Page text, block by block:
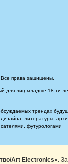
права защищены.
для лиц младше 18-ти
трендах
дизайна, литературы,
футурологами
Art Electronics» .